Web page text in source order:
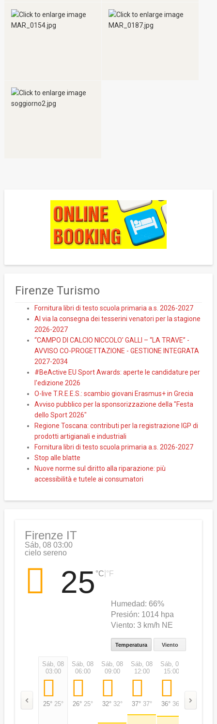
Firenze Turismo
Fornitura libri di testo scuola primaria a.s. 2026-2027
Al via la consegna dei tesserini venatori per la stagione
2026-2027
“CAMPO DI CALCIO NICCOLO’ GALLI – “LA TRAVE” -
AVVISO CO-PROGETTAZIONE - GESTIONE INTEGRATA
2027-2034
#BeActive EU Sport Awards: aperte le candidature per
l'edizione 2026
O-live T.R.E.E.S.: scambio giovani Erasmus+ in Grecia
Avviso pubblico per la sponsorizzazione della "Festa
dello Sport 2026"
Regione Toscana: contributi per la registrazione IGP di
prodotti artigianali e industriali
Fornitura libri di testo scuola primaria a.s. 2026-2027
Stop alle blatte
Nuove norme sul diritto alla riparazione: più
accessibilità e tutele ai consumatori
Firenze IT
Sáb, 08 03:00
cielo sereno
25 °C °F
Humedad: 66%
Presión: 1014 hpa
Viento: 3 km/h NE
Temperatura Viento
Sáb, 08
03:00
25° 25°
Sáb, 08
06:00
26° 25°
Sáb, 08
09:00
32° 32°
Sáb, 08
12:00
37° 37°
Sáb, 08
15:00
36° 36° 32°